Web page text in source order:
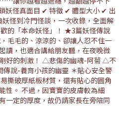
妖怪真面目 ✔ 特徵 ✔ 體型大小 ✔ 出
怪到冷門怪談，一次收錄，全面解
的「本命妖怪」！ ★3篇妖怪傳說
毛毛的、涼涼的、卻讓人忍不住一
，也適合講給朋友聽，在夜晚微
好的刺激！ △悲傷的幽魂-阿菊 △不
說-養育小孩的幽靈 ＊貼心安全警
撕破厚紙板材質，還有貼心的圓角
性。 不過，因寶寶的皮膚較為細
一定的厚度，故仍請家長在旁陪同